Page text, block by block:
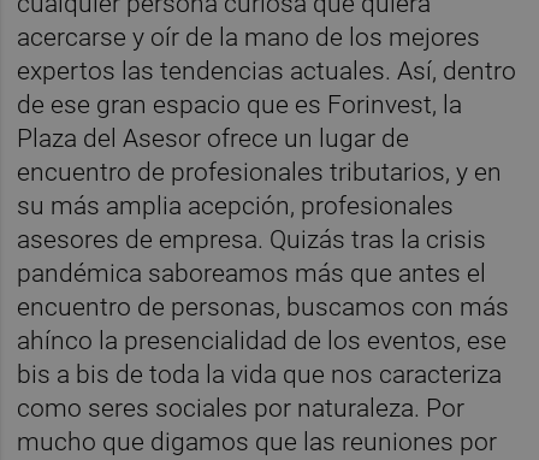
acercarse y oír de la mano de los mejores
expertos las tendencias actuales. Así, dentro
de ese gran espacio que es Forinvest, la
Plaza del Asesor ofrece un lugar de
encuentro de profesionales tributarios, y en
su más amplia acepción, profesionales
asesores de empresa. Quizás tras la crisis
pandémica saboreamos más que antes el
encuentro de personas, buscamos con más
ahínco la presencialidad de los eventos, ese
bis a bis de toda la vida que nos caracteriza
como seres sociales por naturaleza. Por
mucho que digamos que las reuniones por